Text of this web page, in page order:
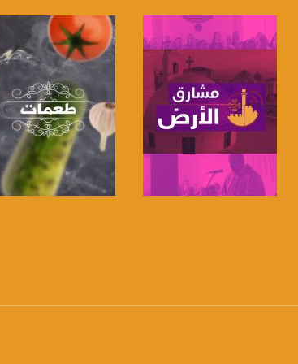
الموقع الالكتروني:
www.musawachannel.com
https://www.facebook.com/musawachannel
تويتر:
https://twitter.com/musawachannel
يوتيوب:
https://www.youtube.com/channel/UCwJbDUmIxc-JX8PX53ek2Zg/feed
غوغل+: